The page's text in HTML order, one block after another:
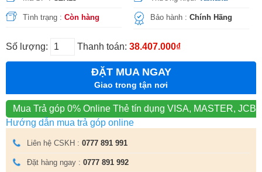
Tình trạng : Còn hàng Bảo hành :Chính Hãng
Số lượng: Thanh toán: 38.407.000₫
ĐẶT MUA NGAY
Giao trong tận nơi
Mua Trả góp 0% Online Thẻ tín dụng VISA, MASTER, JCB
Hướng dẫn mua trả góp online
Liên hệ CSKH : 0777 891 991
Đặt hàng ngay : 0777 891 992